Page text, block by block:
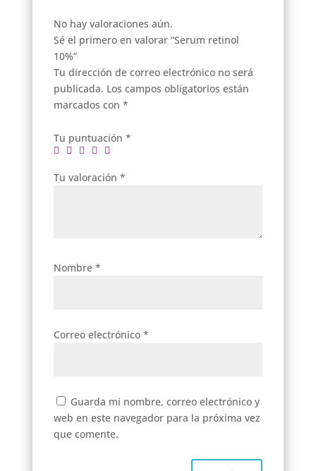
No hay valoraciones aún.
Sé el primero en valorar “Serum retinol
10%”
Tu dirección de correo electrónico no será
publicada. Los campos obligatorios están
marcados con *
Tu puntuación *
Tu valoración *
Nombre *
Correo electrónico *
Guarda mi nombre, correo electrónico y
web en este navegador para la próxima vez
que comente.